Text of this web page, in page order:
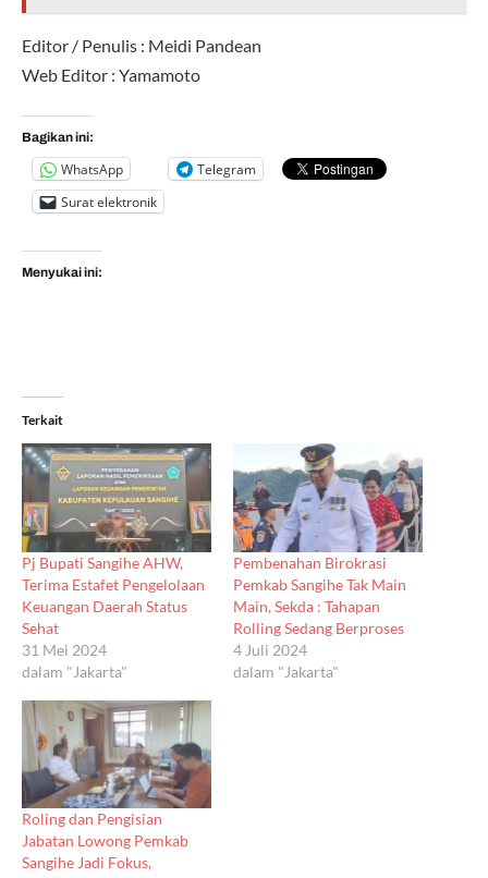
Editor / Penulis : Meidi Pandean
Web Editor : Yamamoto
Bagikan ini:
WhatsApp
Telegram
Surat elektronik
Menyukai ini:
Terkait
Pj Bupati Sangihe AHW,
Terima Estafet Pengelolaan
Keuangan Daerah Status
Sehat
31 Mei 2024
dalam "Jakarta"
Pembenahan Birokrasi
Pemkab Sangihe Tak Main
Main, Sekda : Tahapan
Rolling Sedang Berproses
4 Juli 2024
dalam "Jakarta"
Roling dan Pengisian
Jabatan Lowong Pemkab
Sangihe Jadi Fokus,